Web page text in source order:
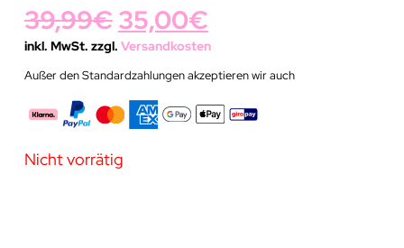
39,99€Ursprünglicher
Preis
war:
39,99€
35,00€Aktueller
Preis
ist:
35,00€.
inkl. MwSt. zzgl. Versandkosten
Außer den Standardzahlungen akzeptieren wir auch
Nicht vorrätig